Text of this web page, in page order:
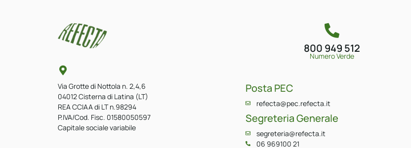
Via Grotte di Nottola n. 2,4,6
04012 Cisterna di Latina (LT)
REA CCIAA di LT n.98294
P.IVA/Cod. Fisc. 01580050597
Capitale sociale variabile
800 949 512
Numero Verde
Posta PEC
refecta@pec.refecta.it
Segreteria Generale
segreteria@refecta.it
06 969100 21